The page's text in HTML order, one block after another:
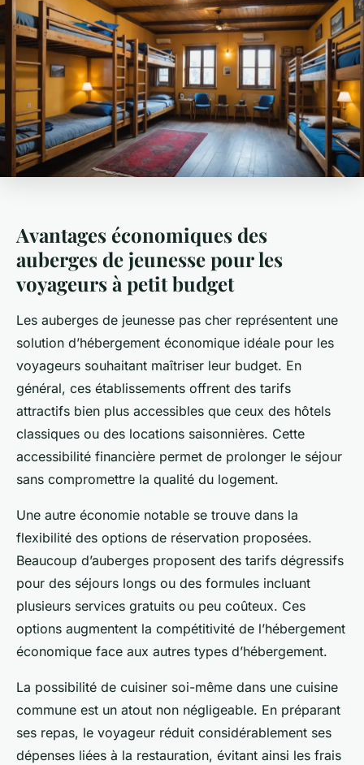
Avantages économiques des
auberges de jeunesse pour les
voyageurs à petit budget
Les auberges de jeunesse pas cher représentent une
solution d’hébergement économique idéale pour les
voyageurs souhaitant maîtriser leur budget. En
général, ces établissements offrent des tarifs
attractifs bien plus accessibles que ceux des hôtels
classiques ou des locations saisonnières. Cette
accessibilité financière permet de prolonger le séjour
sans compromettre la qualité du logement.
Une autre économie notable se trouve dans la
flexibilité des options de réservation proposées.
Beaucoup d’auberges proposent des tarifs dégressifs
pour des séjours longs ou des formules incluant
plusieurs services gratuits ou peu coûteux. Ces
options augmentent la compétitivité de l’hébergement
économique face aux autres types d’hébergement.
La possibilité de cuisiner soi-même dans une cuisine
commune est un atout non négligeable. En préparant
ses repas, le voyageur réduit considérablement ses
dépenses liées à la restauration, évitant ainsi les frais